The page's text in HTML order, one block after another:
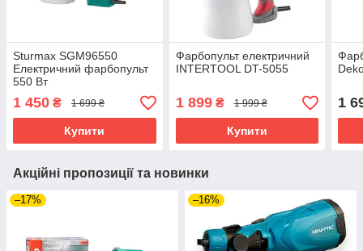
Sturmax SGM96550
Електричний фарбопульт
550 Вт
1 450 ₴ 1 699 ₴
Купити
Фарбопульт електричний
INTERTOOL DT-5055
1 899₴ 1 999 ₴
Купити
1
Акційні пропозиції та новинки
–17% –16%